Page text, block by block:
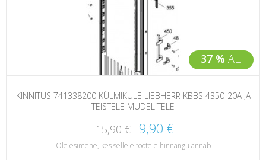
37 % AL.
KINNITUS 741338200 KÜLMIKULE LIEBHERR KBBS 4350-20A JA
TEISTELE MUDELITELE
15,90 € 9,90 €
Ole esimene, kes sellele tootele hinnangu annab